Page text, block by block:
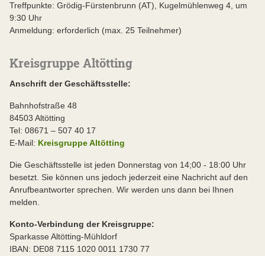
Treffpunkte: Grödig-Fürstenbrunn (AT), Kugelmühlenweg 4, um
9:30 Uhr
Anmeldung: erforderlich (max. 25 Teilnehmer)
Kreisgruppe Altötting
Anschrift der Geschäftsstelle:
Bahnhofstraße 48
84503 Altötting
Tel: 08671 – 507 40 17
E-Mail: Kreisgruppe Altötting
Die Geschäftsstelle ist jeden Donnerstag von 14;00 - 18:00 Uhr
besetzt. Sie können uns jedoch jederzeit eine Nachricht auf den
Anrufbeantworter sprechen. Wir werden uns dann bei Ihnen
melden.
Konto-Verbindung der Kreisgruppe:
Sparkasse Altötting-Mühldorf
IBAN: DE08 7115 1020 0011 1730 77